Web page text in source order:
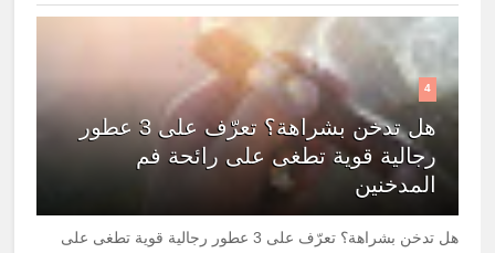
4
هل تدخن بشراهة؟ تعرّف على 3 عطور
رجالية قوية تطغى على رائحة فم
المدخنين
هل تدخن بشراهة؟ تعرّف على 3 عطور رجالية قوية تطغى على